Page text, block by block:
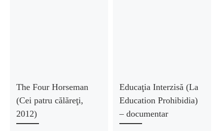
The Four Horseman
(Cei patru călăreţi,
2012)
Educaţia Interzisă (La
Education Prohibidia)
– documentar